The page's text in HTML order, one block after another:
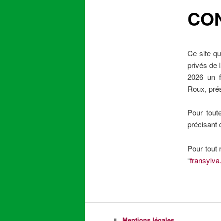
Ce site
privés de
2026 un
Roux,
Pour
précisant
Pour tout
“